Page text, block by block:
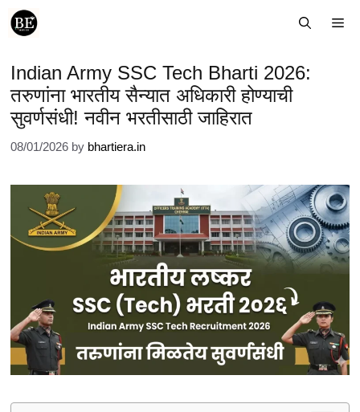
Skip
Indian Army SSC Tech Bharti 2026:
तरुणांना भारतीय सैन्यात अधिकारी होण्याची
सुवर्णसंधी! नवीन भरतीसाठी जाहिरात
08/01/2026 by bhartiera.in